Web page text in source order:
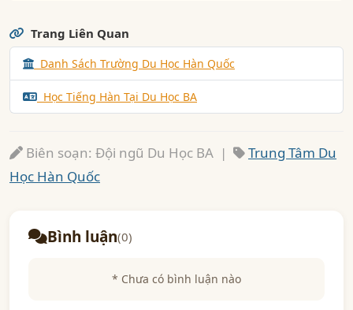
Trang Liên Quan
Danh Sách Trường Du Học Hàn Quốc
Học Tiếng Hàn Tại Du Học BA
Biên soạn: Đội ngũ Du Học BA |
Trung Tâm Du
Học Hàn Quốc
Bình luận(0)
* Chưa có bình luận nào